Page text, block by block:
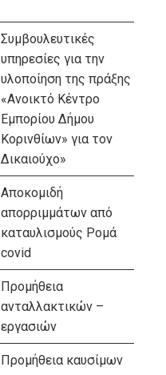
Συμβουλευτικές
υπηρεσίες για την
υλοποίηση της πράξης
«Ανοικτό Κέντρο
Εμπορίου Δήμου
Κορινθίων» για τον
Δικαιούχο»
Αποκομιδή
απορριμμάτων από
καταυλισμούς Ρομά
covid
Προμήθεια
ανταλλακτικών –
εργασιών
Προμήθεια καυσίμων